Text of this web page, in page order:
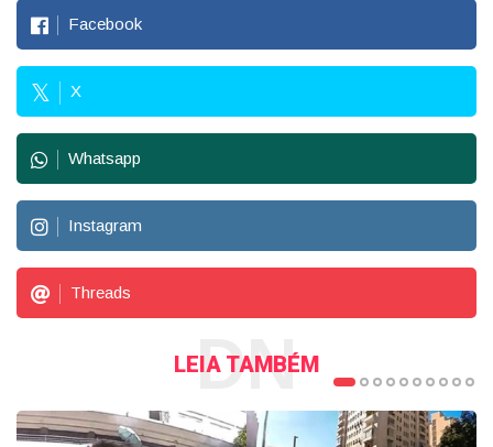
Facebook
X
Whatsapp
Instagram
Threads
LEIA TAMBÉM
DN